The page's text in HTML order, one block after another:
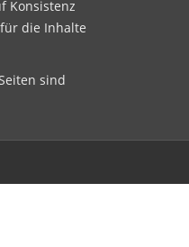
Konsistenz
die Inhalte
sind